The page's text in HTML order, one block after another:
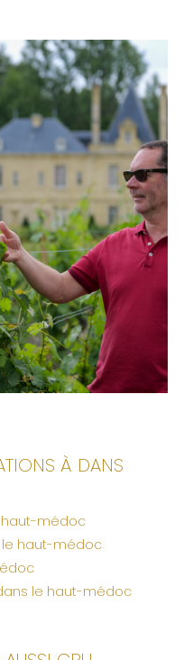
À DANS
médoc
haut-médoc
le haut-médoc